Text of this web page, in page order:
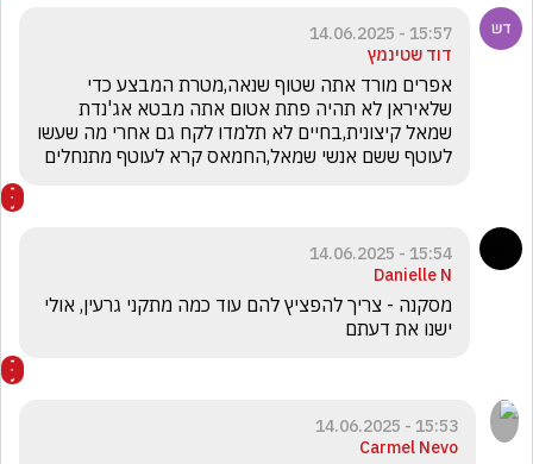
15:57 - 14.06.2025
דוד שטינמץ
לעוטף ששם אנשי שמאל,החמאס קרא לעוטף מתנחלים
15:54 - 14.06.2025
Danielle N
ישנו את דעתם
15:53 - 14.06.2025
Carmel Nevo